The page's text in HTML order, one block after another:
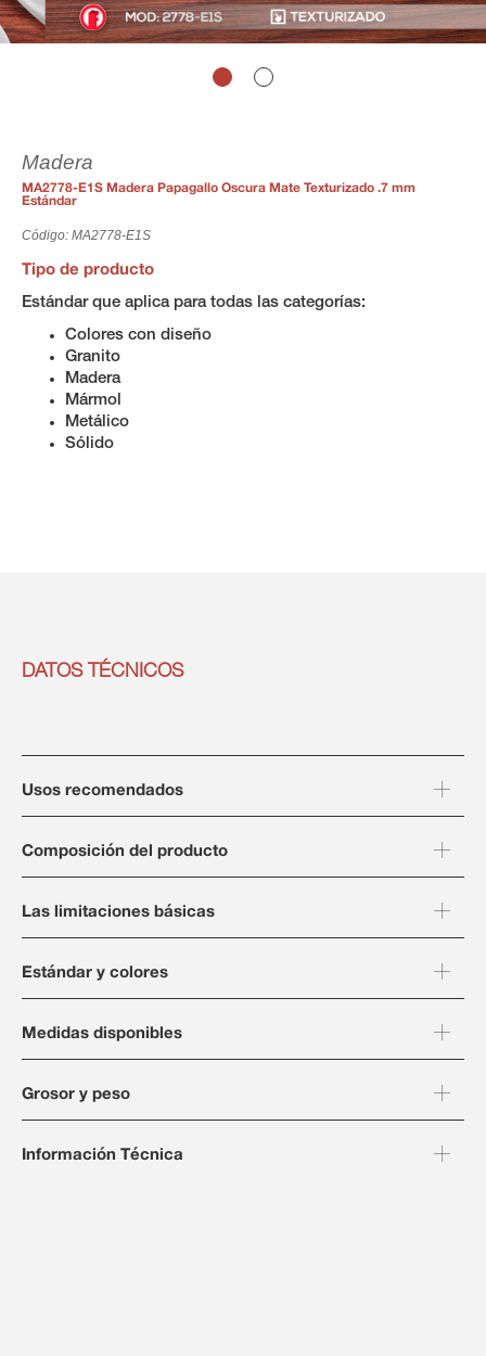
Madera
MA2778-E1S Madera Papagallo Oscura Mate Texturizado .7 mm
Estándar
Código: MA2778-E1S
Tipo de producto
Estándar que aplica para todas las categorías:
Colores con diseño
Granito
Madera
Mármol
Metálico
Sólido
DATOS TÉCNICOS
Usos recomendados
Composición del producto
Las limitaciones básicas
Estándar y colores
Medidas disponibles
Grosor y peso
Información Técnica